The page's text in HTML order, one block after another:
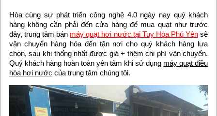
Hòa cùng sự phát triển công nghệ 4.0 ngày nay quý khách
hàng không cần phải đến cửa hàng để mua quạt như trước
đây, trung tâm bán máy quạt hơi nước tại Tuy Hòa Phú Yên sẽ
vận chuyển hàng hóa đến tận nơi cho quý khách hàng lựa
chọn, sau khi thống nhất được giá + thêm chi phí vận chuyển.
Quý khách hàng hoàn toàn yên tâm khi sử dụng máy quạt điều
hòa hơi nước của trung tâm chúng tôi.